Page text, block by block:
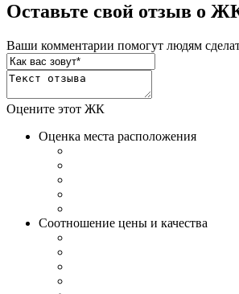
Оставьте свой отзыв о
Ваши комментарии помогут людям
Оцените этот ЖК
Оценка места расположения
Соотношение цены и качества